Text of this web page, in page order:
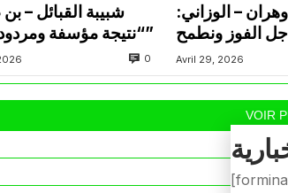
شبيبة القبائل –
“نتيجة مؤسفة ومردود كارثي”
0
– الوزاني:
الفوز ونطمح
Avril 29, 2026
VOIR